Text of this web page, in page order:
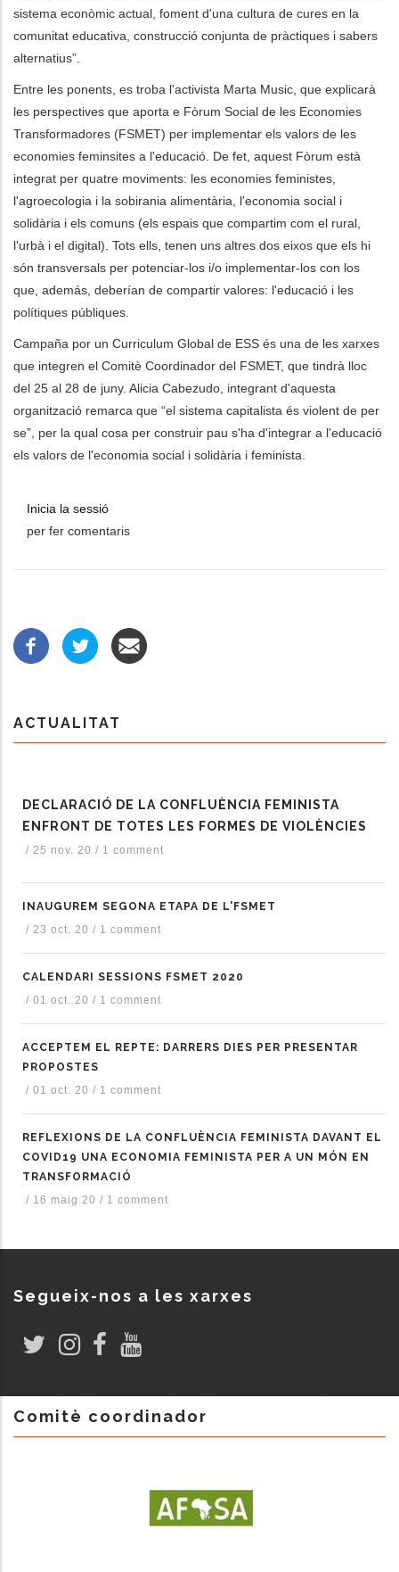
sistema econòmic actual, foment d'una cultura de cures en la
comunitat educativa, construcció conjunta de pràctiques i sabers
alternatius”.
Entre les ponents, es troba l'activista Marta Music, que explicarà
les perspectives que aporta e Fòrum Social de les Economies
Transformadores (FSMET) per implementar els valors de les
economies feminsites a l'educació. De fet, aquest Fòrum està
integrat per quatre moviments: les economies feministes,
l'agroecologia i la sobirania alimentària, l'economia social i
solidària i els comuns (els espais que compartim com el rural,
l'urbà i el digital). Tots ells, tenen uns altres dos eixos que els hi
són transversals per potenciar-los i/o implementar-los con los
que, además, deberían de compartir valores: l'educació i les
polítiques públiques.
Campaña por un Curriculum Global de ESS és una de les xarxes
que integren el Comitè Coordinador del FSMET, que tindrà lloc
del 25 al 28 de juny. Alicia Cabezudo, integrant d'aquesta
organització remarca que “el sistema capitalista és violent de per
se”, per la qual cosa per construir pau s'ha d'integrar a l'educació
els valors de l'economia social i solidària i feminista.
Inicia la sessió
per fer comentaris
ACTUALITAT
DECLARACIÓ DE LA CONFLUÈNCIA FEMINISTA
ENFRONT DE TOTES LES FORMES DE VIOLÈNCIES
/ 25 nov. 20 / 1 comment
INAUGUREM SEGONA ETAPA DE L'FSMET
/ 23 oct. 20 / 1 comment
CALENDARI SESSIONS FSMET 2020
/ 01 oct. 20 / 1 comment
ACCEPTEM EL REPTE: DARRERS DIES PER PRESENTAR
PROPOSTES
/ 01 oct. 20 / 1 comment
REFLEXIONS DE LA CONFLUÈNCIA FEMINISTA DAVANT EL
COVID19 UNA ECONOMIA FEMINISTA PER A UN MÓN EN
TRANSFORMACIÓ
/ 16 maig 20 / 1 comment
Segueix-nos a les xarxes
Comitè coordinador